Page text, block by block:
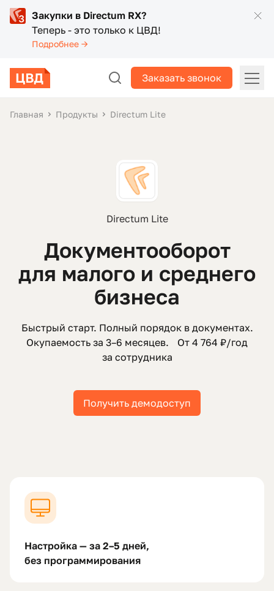
Закупки в Directum RX?
Теперь - это только к ЦВД!
Подробнее →
Заказать звонок
Главная Продукты Directum Lite
Directum Lite
Документооборот
для малого и среднего
бизнеса
Быстрый старт. Полный порядок в документах.
Окупаемость за 3–6 месяцев. От 4 764 ₽/год
за сотрудника
Получить демодоступ
Настройка — за 2–5 дней,
без программирования